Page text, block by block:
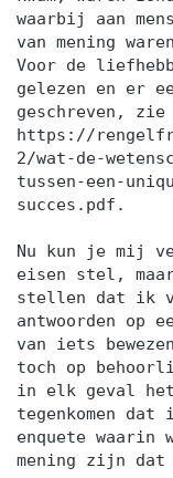
waarbij aan
van mening
Voor de
gelezen en er
geschreven, zie
https://
2/wat-de-
tussen-een-
succes.pdf.
Nu kun je mij
eisen stel,
stellen dat ik
antwoorden op
van iets
toch op
in elk geval
tegenkomen dat
enquete waarin
mening zijn dat